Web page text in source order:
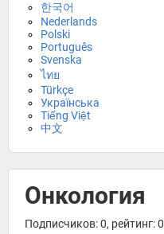
한국어
Nederlands
Polski
Português
Svenska
ไทย
Türkçe
Українська
Tiếng Việt
中文
Онкология
Подписчиков: 0, рейтинг: 0